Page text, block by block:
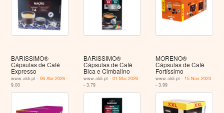
BARISSIMO® -
Cápsulas de Café
Expresso
www.aldi.pt -06 Abr 2026 -
9.00
BARISSIMO® -
Cápsulas de Café
Bica e Cimbalino
www.aldi.pt - 01 Mai 2026
- 3.79
MORENO® -
Cápsulas de Café
Fortíssimo
www.aldi.pt - 15 Nov 2023
- 3.99